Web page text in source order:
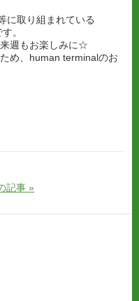
に取り組まれている
。
週もお楽しみに☆
め、human terminalのお
記事 »